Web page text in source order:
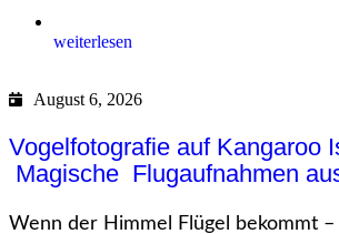
weiterlesen
August 6, 2026
Vogelfotografie auf Kangaroo
Magische Flugaufnahmen
Wenn der Himmel Flügel bekommt –